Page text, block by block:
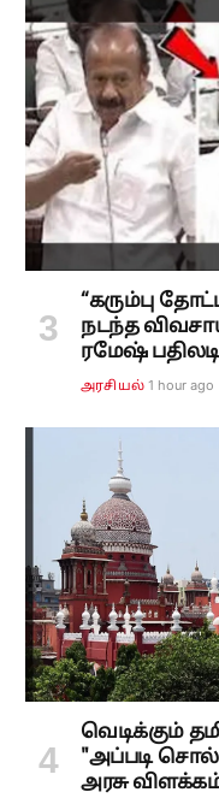
“கரும்பு
நடந்த
ரமேஷ்
அரசியல் 1 hour ago
வெடிக்கும்
"அப்படி
அரசு